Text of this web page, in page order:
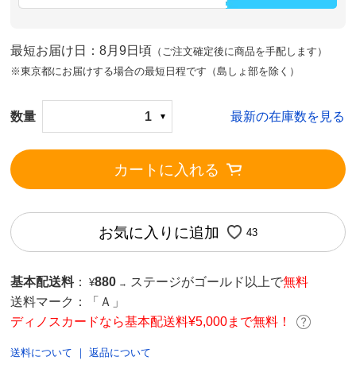
最短お届け日：8月9日頃 （ご注文確定後に商品を手配します）
※東京都にお届けする場合の最短日程です（島しょ部を除く）
数量 1 最新の在庫数を見る
カートに入れる
お気に入りに追加 43
基本配送料 ： ¥880 → ステージがゴールド以上で無料
送料マーク：
「Ａ」
ディノスカードなら基本配送料¥5,000まで無料！
送料について ｜返品について